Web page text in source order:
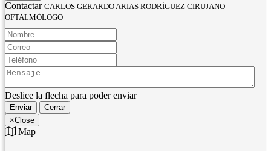
Contactar CARLOS GERARDO ARIAS RODRÍGUEZ CIRUJANO
OFTALMÓLOGO
Nombre:
Correo:
Teléfono:
Mensaje:
Deslice la flecha para poder enviar
Enviar
Cerrar
×Close
Map